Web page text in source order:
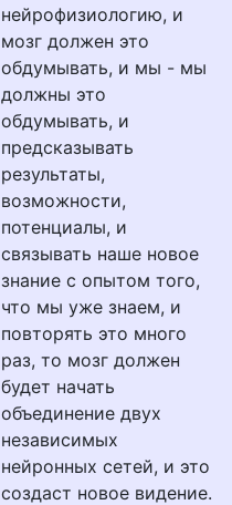
нейрофизиологию, и
мозг должен это
обдумывать, и мы - мы
должны это
обдумывать, и
предсказывать
результаты,
возможности,
потенциалы, и
связывать наше новое
знание с опытом того,
что мы уже знаем, и
повторять это много
раз, то мозг должен
будет начать
объединение двух
независимых
нейронных сетей, и это
создаст новое видение.